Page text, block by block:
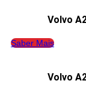
Volvo
Saber Mais
Volvo